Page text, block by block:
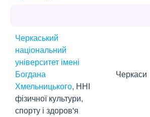
Черкаський
національний
університет імені
Богдана
Хмельницького, ННІ
фізичної культури,
спорту і здоров'я
Черкаси